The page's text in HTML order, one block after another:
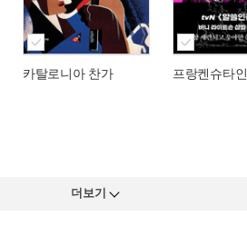
카탈로니아 찬가 프랑켄슈타인
더보기